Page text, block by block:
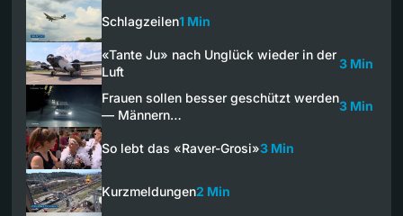
Schlagzeilen1 Min
«Tante Ju» nach Unglück wieder in der
Luft
3 Min
Frauen sollen besser geschützt werden
— Männern…
3 Min
So lebt das «Raver-Grosi»3 Min
Kurzmeldungen2 Min